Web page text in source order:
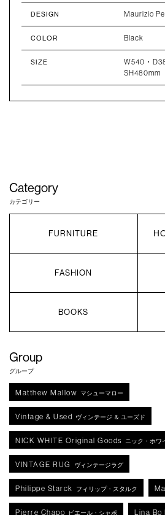
DESIGN Maurizio
COLOR Black
SIZE
W540・
SH480mm
Category
カテゴリー
FURNITURE
FASHION
BOOKS
Group
グループ
Matthew Mallow マシューマロー
Vintage & Used ヴィンテージ ＆ ユーズド
NICK WHITE Original Goods ニック・ホ
VINTAGE RUG ヴィンテージラグ
Philippe Starck フィリップ・スタルク
Pierre Chapo ピエール・シャポ Lina Bo